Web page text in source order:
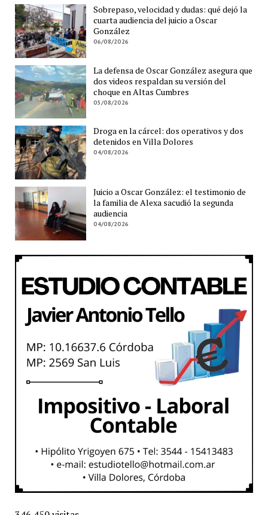
Sobrepaso, velocidad y dudas: qué dejó la
cuarta audiencia del juicio a Oscar
González
06/08/2026
La defensa de Oscar González asegura que
dos videos respaldan su versión del
choque en Altas Cumbres
05/08/2026
Droga en la cárcel: dos operativos y dos
detenidos en Villa Dolores
04/08/2026
Juicio a Oscar González: el testimonio de
la familia de Alexa sacudió la segunda
audiencia
04/08/2026